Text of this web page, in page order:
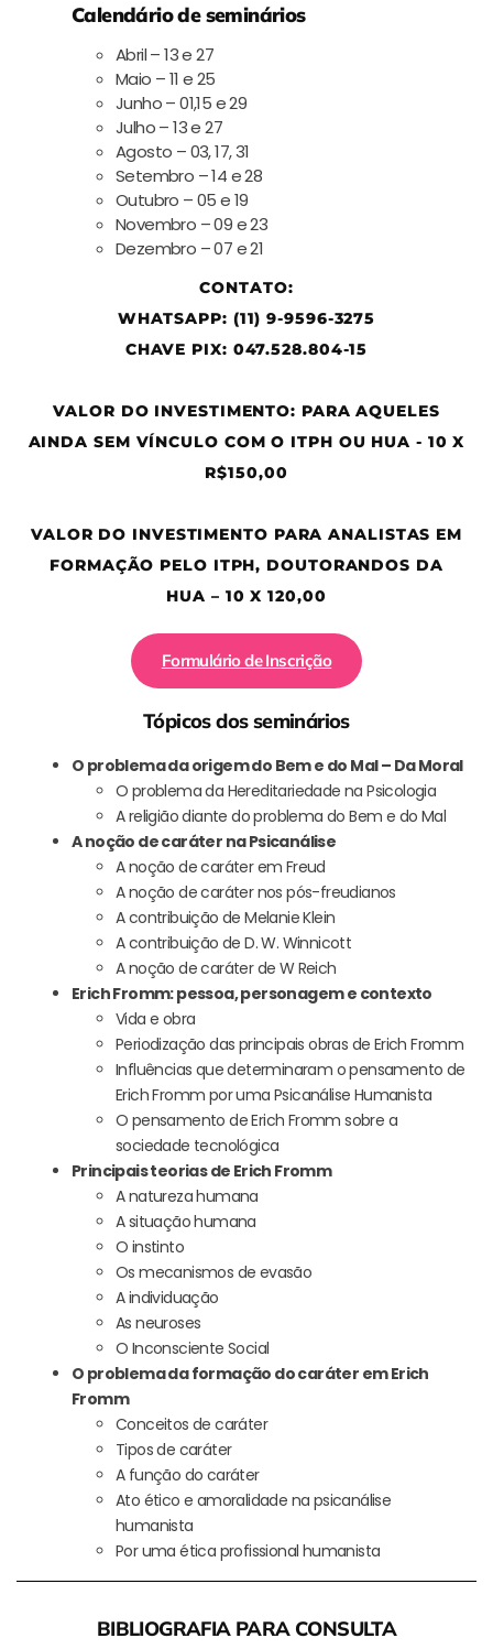
Calendário de seminários
Abril – 13 e 27
Maio – 11 e 25
Junho – 01,15 e 29
Julho – 13 e 27
Agosto – 03, 17, 31
Setembro – 14 e 28
Outubro – 05 e 19
Novembro – 09 e 23
Dezembro – 07 e 21
CONTATO:
WHATSAPP: (11) 9-9596-3275
CHAVE PIX: 047.528.804-15
VALOR DO INVESTIMENTO: PARA AQUELES
AINDA SEM VÍNCULO COM O ITPH OU HUA - 10 X
R$150,00
VALOR DO INVESTIMENTO PARA ANALISTAS EM
FORMAÇÃO PELO ITPH, DOUTORANDOS DA
HUA – 10 X 120,00
Formulário de Inscrição
Tópicos dos seminários
O problema da origem do Bem e do Mal – Da Moral
O problema da Hereditariedade na Psicologia
A religião diante do problema do Bem e do Mal
A noção de caráter na Psicanálise
A noção de caráter em Freud
A noção de caráter nos pós-freudianos
A contribuição de Melanie Klein
A contribuição de D. W. Winnicott
A noção de caráter de W Reich
Erich Fromm: pessoa, personagem e contexto
Vida e obra
Periodização das principais obras de Erich Fromm
Influências que determinaram o pensamento de
Erich Fromm por uma Psicanálise Humanista
O pensamento de Erich Fromm sobre a
sociedade tecnológica
Principais teorias de Erich Fromm
A natureza humana
A situação humana
O instinto
Os mecanismos de evasão
A individuação
As neuroses
O Inconsciente Social
O problema da formação do caráter em Erich
Fromm
Conceitos de caráter
Tipos de caráter
A função do caráter
Ato ético e amoralidade na psicanálise
humanista
Por uma ética profissional humanista
BIBLIOGRAFIA PARA CONSULTA